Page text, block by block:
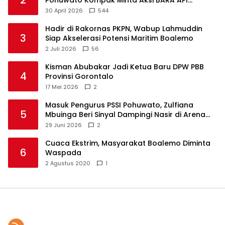
Ditunda
30 April 2026 544
3
Hadir di Rakornas PKPN, Wabup Lahmuddin
Siap Akselerasi Potensi Maritim Boalemo
2 Juli 2026 56
4
Kisman Abubakar Jadi Ketua Baru DPW PBB
Provinsi Gorontalo
17 Mei 2026 2
5
Masuk Pengurus PSSI Pohuwato, Zulfiana
Mbuinga Beri Sinyal Dampingi Nasir di Arena
Politik ?
29 Juni 2026 2
6
Cuaca Ekstrim, Masyarakat Boalemo Diminta
Waspada
2 Agustus 2020 1